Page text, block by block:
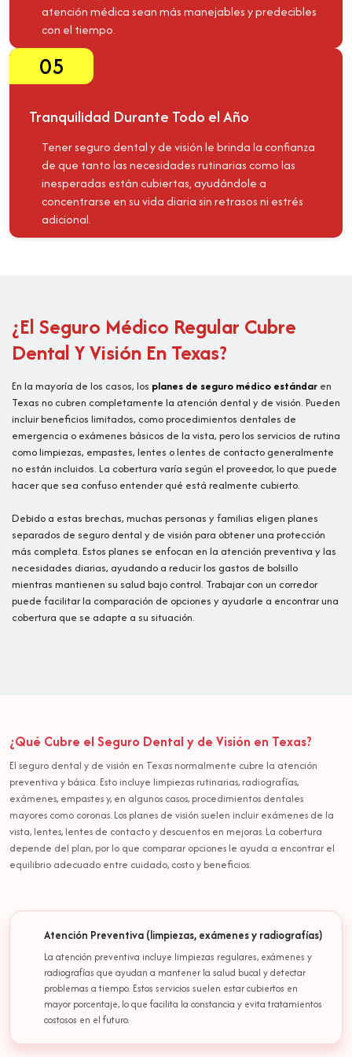
atención médica sean más manejables y predecibles
con el tiempo.
05
Tranquilidad Durante Todo el Año
Tener seguro dental y de visión le brinda la confianza
de que tanto las necesidades rutinarias como las
inesperadas están cubiertas, ayudándole a
concentrarse en su vida diaria sin retrasos ni estrés
adicional.
¿El Seguro Médico Regular Cubre
Dental Y Visión En Texas?
En la mayoría de los casos, los planes de seguro médico estándar en
Texas no cubren completamente la atención dental y de visión. Pueden
incluir beneficios limitados, como procedimientos dentales de
emergencia o exámenes básicos de la vista, pero los servicios de rutina
como limpiezas, empastes, lentes o lentes de contacto generalmente
no están incluidos. La cobertura varía según el proveedor, lo que puede
hacer que sea confuso entender qué está realmente cubierto.
Debido a estas brechas, muchas personas y familias eligen planes
separados de seguro dental y de visión para obtener una protección
más completa. Estos planes se enfocan en la atención preventiva y las
necesidades diarias, ayudando a reducir los gastos de bolsillo
mientras mantienen su salud bajo control. Trabajar con un corredor
puede facilitar la comparación de opciones y ayudarle a encontrar una
cobertura que se adapte a su situación.
¿Qué Cubre el Seguro Dental y de Visión en Texas?
El seguro dental y de visión en Texas normalmente cubre la atención
preventiva y básica. Esto incluye limpiezas rutinarias, radiografías,
exámenes, empastes y, en algunos casos, procedimientos dentales
mayores como coronas. Los planes de visión suelen incluir exámenes de la
vista, lentes, lentes de contacto y descuentos en mejoras. La cobertura
depende del plan, por lo que comparar opciones le ayuda a encontrar el
equilibrio adecuado entre cuidado, costo y beneficios.
Atención Preventiva (limpiezas, exámenes y radiografías)
La atención preventiva incluye limpiezas regulares, exámenes y
radiografías que ayudan a mantener la salud bucal y detectar
problemas a tiempo. Estos servicios suelen estar cubiertos en
mayor porcentaje, lo que facilita la constancia y evita tratamientos
costosos en el futuro.